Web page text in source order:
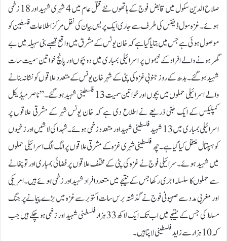
صلاح الدین سکول میں قابض فوج کے ہاتھوں نئے قتل عام میں 4 شہری شہید اور 18 زخمی
ہوئے۔غزہ سول ڈیفنس کی طرف سے جاری ایک پریس بیان کی نقل مرکزاطلاعات فلسطین کو
موصول ہوئی ہے جس میں بتایا گیا ہے کہ خان یونس کے مشرق میں واقع قصبے بنی سہیلہ میں بے
گھر ہونے والے افراد کے خیموں پر اسرائیلی بمباری میں دو بچوں اور پانچ خواتین سمیت سات
شہید ہوگئے۔بدھ کے روز جنوبی غزہ کی پٹی کے شہر خان یونس کے متعدد علاقوں کو نشانہ بنانے
والے اسرائیلی حملوں میں بچوں اور خواتین سمیت 13 فلسطینی شہید ہو گئے۔”ناصر میڈیکل
کمپلیکس کے ایک طبی ذریعے نے اطلاع دی ہے کہ خان یونس شہر کے مشرقی علاقوں پر
اسرائیلی بمباری میں 13 شہید فلسطینی شہید اور متعدد زخمی ہوئے۔ شہدا کی لاشیں اور زخمیوں
کو ہسپتال منتقل کیا گیا ہے۔چھ فلسطینی شہری غزہ کے مشرقی علاقوں پر الگ الگ اسرائیلی حملوں
میں شہید ہوئے۔سرائیلی فوج نے غزہ کی پٹی کے مختلف علاقوں پر فضائی بمباری اور توپخانے
سے حملوں کا سلسلہ اجری رکھا جس کے نتیجے میں متعدد افراد شہید اور زخمی ہوئے ہیں۔امریکی
اور مغربی مدد سے صہیونی فوج نے گذشتہ برس سات اکتوبر سے غزہ میں بڑے پیمانے پر جنگ
مسلط کی جس کے نتیجے میں اب تک ایک لاکھ 33 ہزار فلسطنی شہید اور زخمی ہوچکے ہیں جب
کہ 10 ہزار سے زاید فلسطینی لاپتا ہیں۔